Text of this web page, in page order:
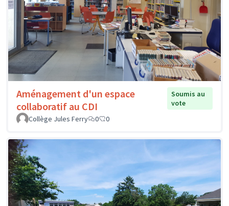
Aménagement d'un espace
collaboratif au CDI
Soumis au
vote
Collège Jules Ferry
0 0